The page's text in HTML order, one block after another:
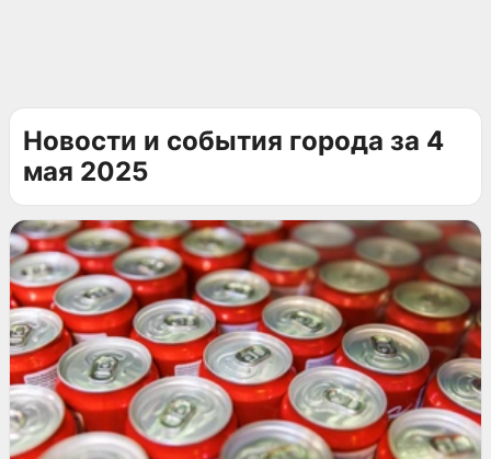
Новости и события города за 4
мая 2025